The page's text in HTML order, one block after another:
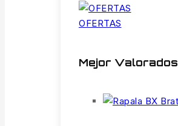
OFERTAS
Mejor Valorados